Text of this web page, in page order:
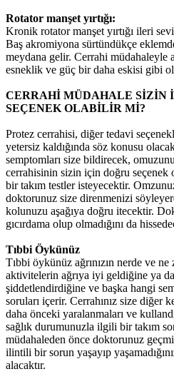
Rotator manşet yırtığı:
Kronik rotator manşet yırtığı ileri
Baş akromiyona sürtündükçe
meydana gelir. Cerrahi müdahaleyle
esneklik ve güç bir daha eskisi gibi
CERRAHİ MÜDAHALE SİZİN
SEÇENEK OLABİLİR Mİ?
Protez cerrahisi, diğer tedavi
yetersiz kaldığında söz konusu
semptomları size bildirecek,
cerrahisinin sizin için doğru seçenek
bir takım testler isteyecektir.
doktorunuz size direnmenizi
kolunuzu aşağıya doğru itecektir.
gıcırdama olup olmadığını da
Tıbbi Öykünüz
Tıbbi öykünüz ağrınızın nerde ve ne
aktivitelerin ağrıya iyi geldiğine ya
şiddetlendirdiğine ve başka hangi
soruları içerir. Cerrahınız size diğer
daha önceki yaralanmaları ve
sağlık durumunuzla ilgili bir takım
müdahaleden önce doktorunuz
ilintili bir sorun yaşayıp
alacaktır.